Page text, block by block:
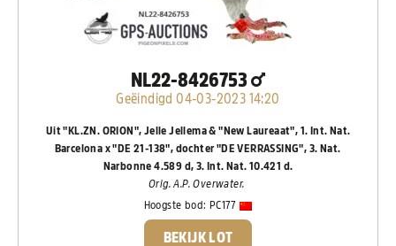
NL22-8426753
Geëindigd 04-03-2023 14:20
Uit "KL.ZN. ORION", Jelle Jellema & "New Laureaat", 1. Int. Nat.
Barcelona x "DE 21-138", dochter "DE VERRASSING", 3. Nat.
Narbonne 4.589 d, 3. Int. Nat. 10.421 d.
Orig. A.P. Overwater.
Hoogste bod: PC177
BEKIJK LOT